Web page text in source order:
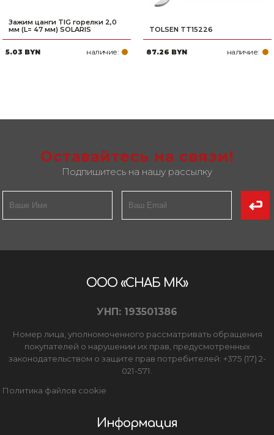
Зажим цанги TIG горелки 2,0
мм (L= 47 мм) SOLARIS
5.03 BYN наличие:
TOLSEN TT15226
87.26 BYN наличие:
Оставайтесь на связи!
Подпишитесь на нашу рассылку
ООО «СНАБ МК»
УНП: 193501386
Номер лица, уполномоченного рассматривать обращения
покупателей о нарушении их прав, предусмотренных
законодательством о защите прав потребителей: +375 (17) 2-
021-571.
Политика файлов cookie
Информация